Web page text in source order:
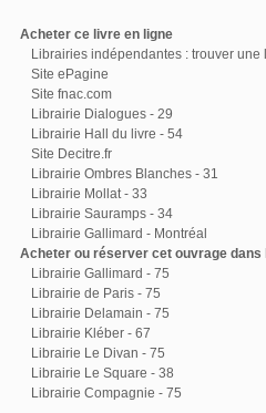
Acheter ce livre en ligne
Librairies indépendantes : trouver une
Site ePagine
Site fnac.com
Librairie Dialogues - 29
Librairie Hall du livre - 54
Site Decitre.fr
Librairie Ombres Blanches - 31
Librairie Mollat - 33
Librairie Sauramps - 34
Librairie Gallimard - Montréal
Acheter ou réserver cet ouvrage
Librairie Gallimard - 75
Librairie de Paris - 75
Librairie Delamain - 75
Librairie Kléber - 67
Librairie Le Divan - 75
Librairie Le Square - 38
Librairie Compagnie - 75